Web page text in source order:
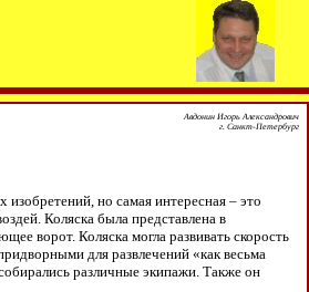
Авдонин Игорь Александрович
г. Санкт-Петербург
но самая интересная – это
Коляска была представлена в
ворот. Коляска могла развивать скорость
для развлечений «как весьма
различные экипажи. Также он